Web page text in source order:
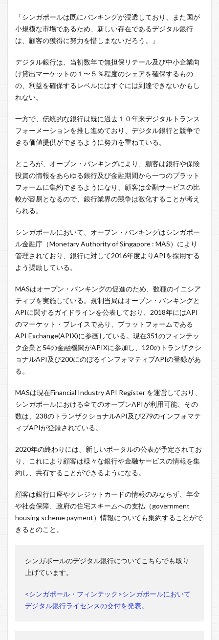
「シンガポールは既にバンキングが浸透しており、また国が
小規模な市場であるため、新しい存在であるデジタル銀行
は、顧客の獲得に努力を惜しまないだろう。」
デジタル銀行は、当初数年で無担保リテール及び中小企業向
け貸出マーケットの１〜５％程度のシェアを確保するもの
の、利益を確保するレベルにはすぐには到達できないかもし
れない。
一方で、伝統的な銀行は既に過去１０年来デジタルトランス
フォーメーションを推し進めており、デジタル銀行と競争で
きる価値提供ができるように努力を重ねている。
ところが、オープン・バンキングにより、顧客は銀行や保険
投資の情報をあらゆる銀行及び金融期間から一つのプラット
フォームに集約できるようになり、顧客は金融サービスの比
較が容易となるので、銀行業界の競争は激化することが考え
られる。
シンガポールにおいて、オープン・バンキングはシンガポー
ル金融庁（Monetary Authority of Singapore : MAS）により
管理されており、銀行に対して2016年度よりAPIを採用する
よう奨励している。
MASはオープン・バンキングの促進のため、数種のイニシア
ティブを実施している。規制当局はオープン・バンキングと
APIに関するガイドラインを公表しており、2018年にはAPI
のマーケット・プレイスであり、プラットフォームである
API Exchange(APIX)に参画している。現在351のフィンテッ
ク企業と54の金融機関がAPIXに参加し、120のトランザクシ
ョナルAPI及び200にのぼるインフォマティブAPIの登録があ
る。
MASは現在Financial Industry API Register を運営しており、
シンガポールにおける全てのオープンAPIが利用可能、その
数は、238のトランザクショナルAPI及び279のインフォマテ
ィブAPIが登録されている。
2020年の終わりには、新しいポータルの公表が予定されてお
り、これにより顧客は様々な銀行や金融サービスの情報を集
約し、共有することができるようになる。
顧客は銀行口座やクレジットカードの情報のみならず、年金
や社会保障、政府の住宅スキームへの支払（government
housing scheme payment）情報についても集約することがで
きるとのこと。
シンガポールのデジタル銀行についてこちらでも取り
上げています。
<シンガポール・フィンテック>シンガポールにおいて
デジタル銀行ライセンスの交付を発表。